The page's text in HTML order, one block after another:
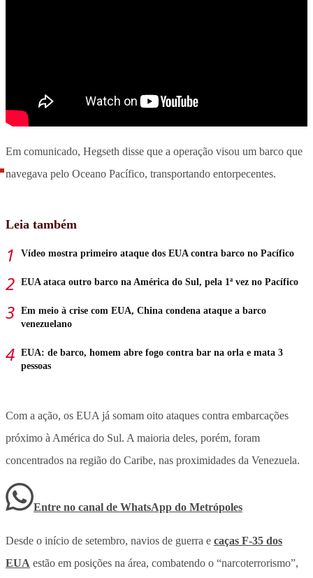
Em comunicado, Hegseth disse que a operação visou um barco que
navegava pelo Oceano Pacífico, transportando entorpecentes.
Leia também
Vídeo mostra primeiro ataque dos EUA contra barco no Pacífico
EUA ataca outro barco na América do Sul, pela 1ª vez no Pacífico
Em meio à crise com EUA, China condena ataque a barco
venezuelano
EUA: de barco, homem abre fogo contra bar na orla e mata 3
pessoas
Com a ação, os EUA já somam oito ataques contra embarcações
próximo à América do Sul. A maioria deles, porém, foram
concentrados na região do Caribe, nas proximidades da Venezuela.
Entre no canal de WhatsApp do Metrópoles
Desde o início de setembro, navios de guerra e caças F-35 dos
EUA estão em posições na área, combatendo o “narcoterrorismo”,